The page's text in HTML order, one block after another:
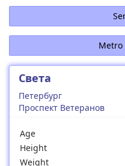
Света
Петербург
Проспект Ветеранов
Age
Height
Weight